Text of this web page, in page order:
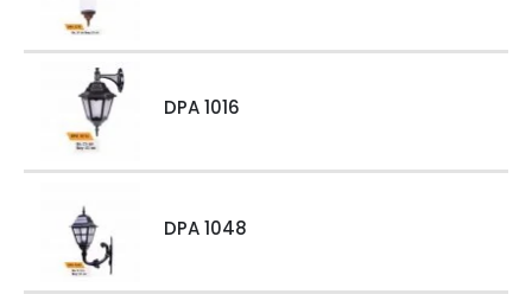
DPA 1016
DPA 1048